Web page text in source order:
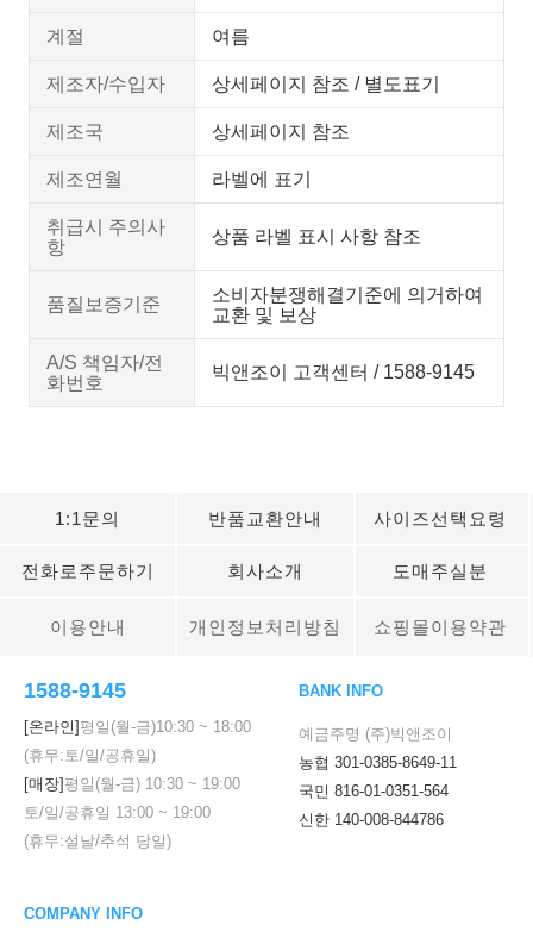
계절 여름
제조자/수입자 상세페이지 참조 / 별도표기
제조국 상세페이지 참조
제조연월 라벨에 표기
취급시 주의사
항
상품 라벨 표시 사항 참조
품질보증기준
소비자분쟁해결기준에 의거하여
교환 및 보상
A/S 책임자/전
화번호
빅앤조이 고객센터 / 1588-9145
1:1문의 반품교환안내 사이즈선택요령
전화로주문하기 회사소개 도매주실분
이용안내 개인정보처리방침 쇼핑몰이용약관
1588-9145
[온라인]평일(월-금)10:30 ~ 18:00
(휴무:토/일/공휴일)
[매장]평일(월-금) 10:30 ~ 19:00
토/일/공휴일 13:00 ~ 19:00
(휴무:설날/추석 당일)
BANK INFO
예금주명 (주)빅앤조이
농협 301-0385-8649-11
국민 816-01-0351-564
신한 140-008-844786
COMPANY INFO